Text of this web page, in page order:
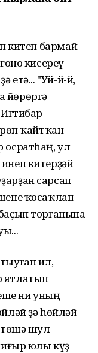
китеп бармай
кисереү
етә... "Уй-й-й,
йөрөргә
ҡайтҡан
осратһаң, ул
китерҙәй
сарсап
ҡосаҡлап
торғанына
ил,
ятлатып
ни уның
ҙә һөйләй
төшә шул
юлы күҙ